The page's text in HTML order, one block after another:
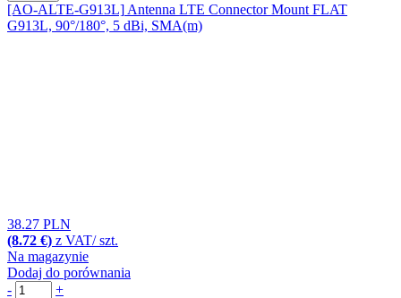
[AO-ALTE-G913L] Antenna LTE Connector Mount FLAT
G913L, 90°/180°, 5 dBi, SMA(m)
38.27 PLN
(8.72 €) z VAT/ szt.
Na magazynie
Dodaj do porównania
-
+